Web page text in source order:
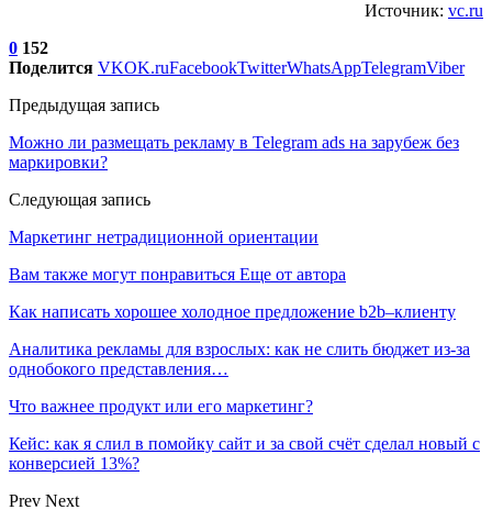
Источник: vc.ru
0 152
Поделится VKOK.ruFacebookTwitterWhatsAppTelegramViber
Предыдущая запись
Можно ли размещать рекламу в Telegram ads на зарубеж без
маркировки?
Следующая запись
Маркетинг нетрадиционной ориентации
Вам также могут понравиться Еще от автора
Как написать хорошее холодное предложение b2b–клиенту
Аналитика рекламы для взрослых: как не слить бюджет из-за
однобокого представления…
Что важнее продукт или его маркетинг?
Кейс: как я слил в помойку сайт и за свой счёт сделал новый с
конверсией 13%?
Prev Next